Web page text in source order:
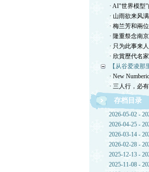
· AI"世界模型
· 山雨欲来风
· 梅兰芳和兩
· 隆重祭念南
· 只为此事来
· 欣賞歷代名
【从谷爱凌那
· New
· 三人行，必
存档目录
2026-05-02 -
2026-04-25 -
2026-03-14 -
2026-02-28 -
2025-12-13 -
2025-11-08 -